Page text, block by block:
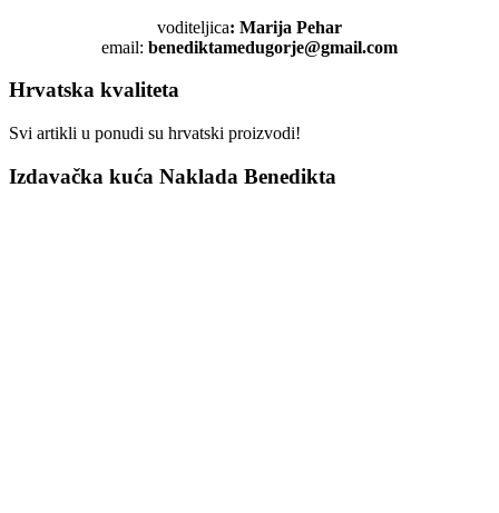
voditeljica: Marija Pehar
email: benediktamedugorje@gmail.com
Hrvatska kvaliteta
Svi artikli u ponudi su hrvatski proizvodi!
Izdavačka kuća Naklada Benedikta